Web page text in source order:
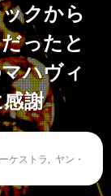
クから
ったと
ハヴィ
謝
ケストラ
ヤン・